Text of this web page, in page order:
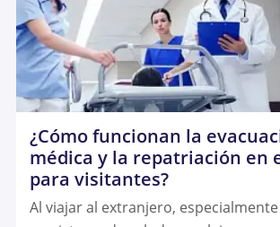
¿Cómo funcionan la
médica y la repatriación en
para visitantes?
Al viajar al extranjero,